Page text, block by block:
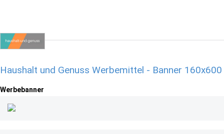
Haushalt und Genuss Werbemittel - Banner 160x600
Werbebanner